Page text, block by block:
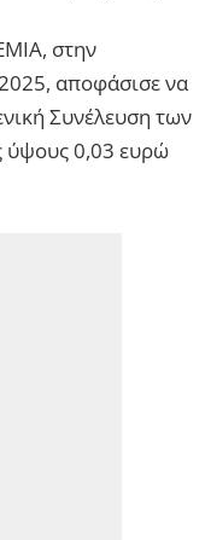
στην
αποφάσισε να
Συνέλευση των
ύψους 0,03 ευρώ